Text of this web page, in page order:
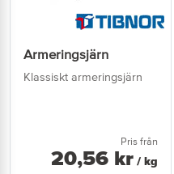
Armeringsjärn
Klassiskt armeringsjärn
Pris från
20,56 kr / kg